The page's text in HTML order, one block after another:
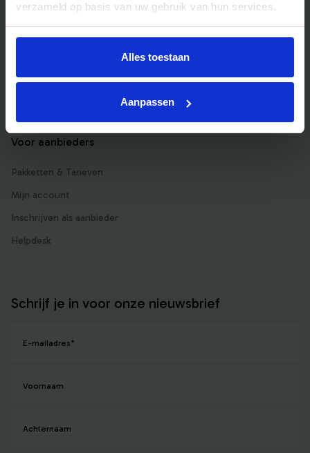
verzameld op basis van uw gebruik van hun services.
Alles toestaan
Aanpassen
Bedrijfsuitje Brabant
Bedrijfsuitje Eindhoven
Bedrijfsuitje uniek
Voor aanbieders
Pakketten & Tarieven
Mijn account
Inschrijven als aanbieder
Helpdesk
Schrijf je in voor onze nieuwsbrief
E-mailadres*
Voornaam
Achternaam